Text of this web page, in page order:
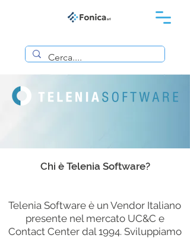
Chi è Telenia Software?
Telenia Software è un Vendor Italiano
presente nel mercato UC&C e
Contact Center dal 1994. Sviluppiamo